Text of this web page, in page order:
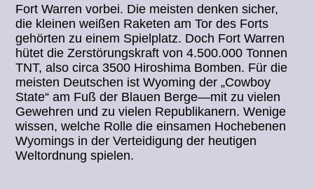
Fort Warren vorbei. Die meisten denken sicher,
die kleinen weißen Raketen am Tor des Forts
gehörten zu einem Spielplatz. Doch Fort Warren
hütet die Zerstörungskraft von 4.500.000 Tonnen
TNT, also circa 3500 Hiroshima Bomben. Für die
meisten Deutschen ist Wyoming der „Cowboy
State“ am Fuß der Blauen Berge—mit zu vielen
Gewehren und zu vielen Republikanern. Wenige
wissen, welche Rolle die einsamen Hochebenen
Wyomings in der Verteidigung der heutigen
Weltordnung spielen.